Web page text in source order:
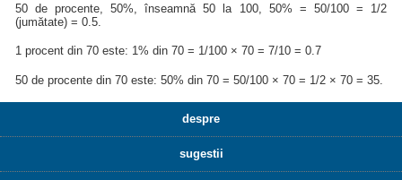
50 de procente, 50%, înseamnă 50 la 100, 50% = 50/100 = 1/2
(jumătate) = 0.5.
1 procent din 70 este: 1% din 70 = 1/100 × 70 = 7/10 = 0.7
50 de procente din 70 este: 50% din 70 = 50/100 × 70 = 1/2 × 70 = 35.
despre
sugestii